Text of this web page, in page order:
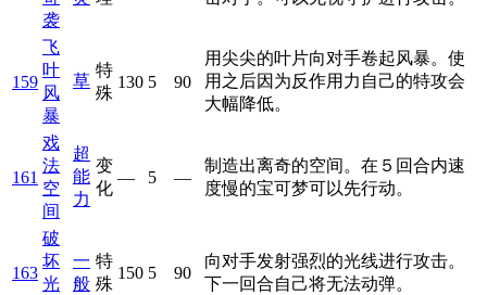
袭
159
飞
叶
风
暴
草
特
殊
130 5 90
用尖尖的叶片向对手卷起风暴。使
用之后因为反作用力自己的特攻会
大幅降低。
161
戏
法
空
间
超
能
力
变
化
— 5 —
制造出离奇的空间。在５回合内速
度慢的宝可梦可以先行动。
163
破
坏
光
一
般
特
殊
150 5 90
向对手发射强烈的光线进行攻击。
下一回合自己将无法动弹。